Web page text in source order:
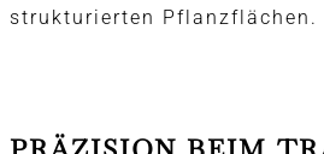
strukturierten Pflanzflächen.